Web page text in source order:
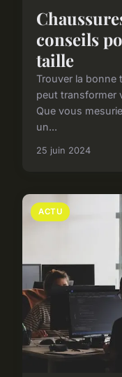
conseils
taille
Trouver la bonne
peut transformer
Que vous
un...
25 juin 2024
ACTU